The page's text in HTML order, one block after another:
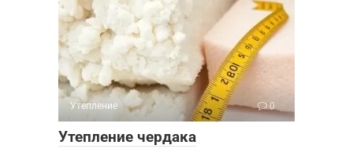
Утепление 0
Утепление чердака